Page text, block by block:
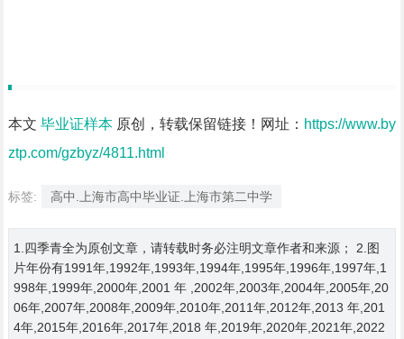
本文 毕业证样本原创，转载保留链接！网址： https://www.by
ztp.com/gzbyz/4811.html
标签: 高中.上海市高中毕业证.上海市第二中学
1.四季青全为原创文章，请转载时务必注明文章作者和来源； 2.图
片年份有1991年,1992年,1993年,1994年,1995年,1996年,1997年,1
998年,1999年,2000年,2001 年 ,2002年,2003年,2004年,2005年,20
06年,2007年,2008年,2009年,2010年,2011年,2012年,2013 年,201
4年,2015年,2016年,2017年,2018 年,2019年,2020年,2021年,2022